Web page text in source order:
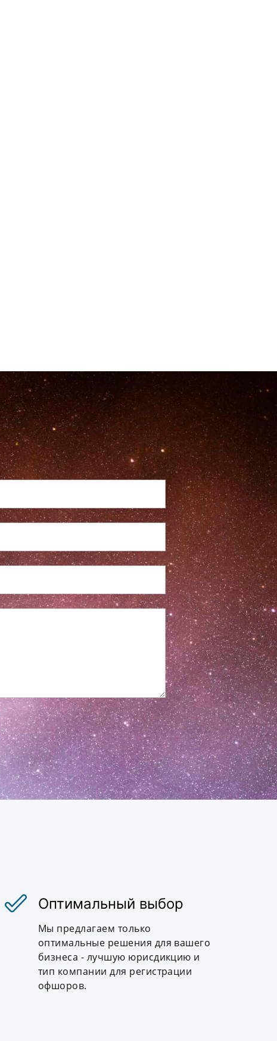
Оптимальный выбор
Мы предлагаем только
оптимальные решения для вашего
бизнеса - лучшую юрисдикцию и
тип компании для регистрации
офшоров.